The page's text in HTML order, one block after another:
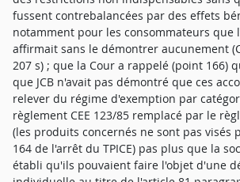
fussent contrebalancées par des effets
notamment pour les consommateurs que
affirmait sans le démontrer aucunement
207 s) ; que la Cour a rappelé (point 166)
que JCB n'avait pas démontré que ces
relever du régime d'exemption par
règlement CEE 123/85 remplacé par le
(les produits concernés ne sont pas visés
164 de l'arrêt du TPICE) pas plus que la
établi qu'ils pouvaient faire l'objet d'une